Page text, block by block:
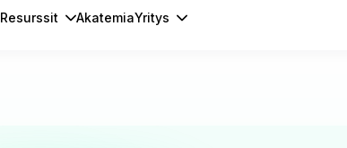
Resurssit AkatemiaYritys